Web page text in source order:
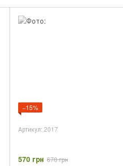
−15%
Артикул: 2017
570 грн 670 грн